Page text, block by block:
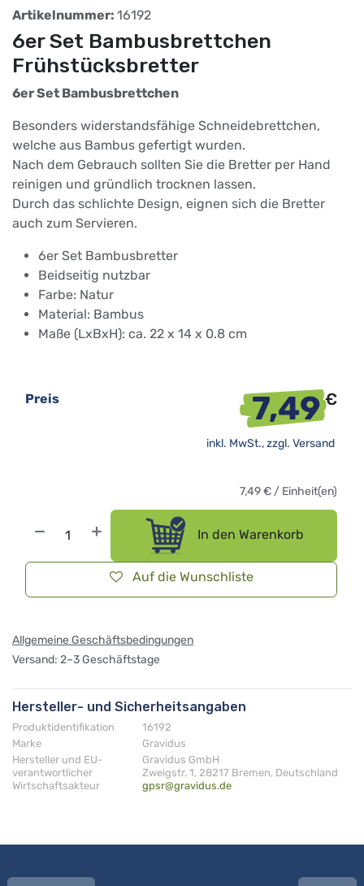
Artikelnummer: 16192
6er Set Bambusbrettchen
Frühstücksbretter
6er Set Bambusbrettchen
Besonders widerstandsfähige Schneidebrettchen,
welche aus Bambus gefertigt wurden.
Nach dem Gebrauch sollten Sie die Bretter per Hand
reinigen und gründlich trocknen lassen.
Durch das schlichte Design, eignen sich die Bretter
auch zum Servieren.
6er Set Bambusbretter
Beidseitig nutzbar
Farbe: Natur
Material: Bambus
Maße (LxBxH): ca. 22 x 14 x 0.8 cm
In den Warenkorb
Auf die Wunschliste
Preis 7,49€
inkl. MwSt., zzgl. Versand
7,49€ / Einheit(en)
Allgemeine Geschäftsbedingungen
Versand: 2–3 Geschäftstage
Hersteller- und Sicherheitsangaben
Produktidentifikation
16192
Marke
Gravidus
Hersteller und EU-
verantwortlicher
Wirtschaftsakteur
Gravidus GmbH
Zweigstr. 1, 28217 Bremen, Deutschland
gpsr@gravidus.de